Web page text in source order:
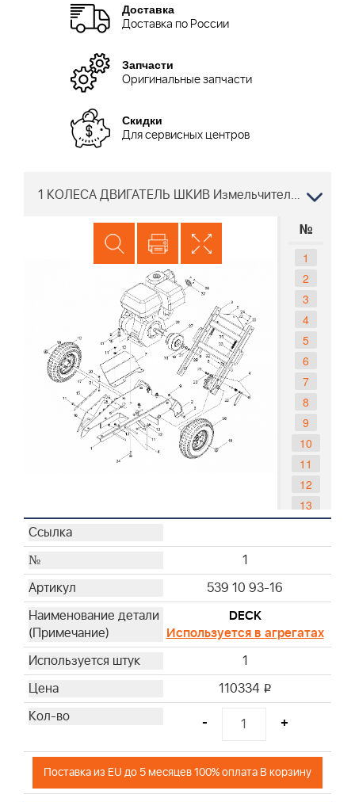
Доставка
Доставка по России
Запчасти
Оригинальные запчасти
Скидки
Для сервисных центров
1 КОЛЕСА ДВИГАТЕЛЬ ШКИВ Измельчитель пней Хускварна SG13HB CE 966042701, 2010-02
№
1
2
3
4
5
6
7
8
9
10
11
12
13
15
18
19
20
25
26
27
1
539 10 93-16
DECK
Используется в агрегатах
1
110334 i
- +
Поставка из EU до 5 месяцев 100% оплата В корзину